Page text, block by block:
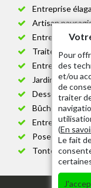
Entreprise
Artisan
Entreprise de
Traitement
Entreprise
Jardinier taille
Dessouchage
Bûcheron 87
Entretien
Pose et
Tonte de
Pour
des
et/ou
de
traiter
(En
Le fait